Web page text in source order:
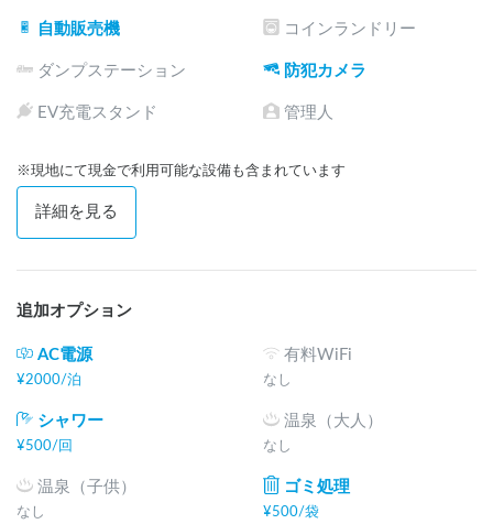
自動販売機 コインランドリー
ダンプステーション 防犯カメラ
EV充電スタンド 管理人
※現地にて現金で利用可能な設備も含まれています
詳細を見る
追加オプション
AC電源
¥2000/泊
有料WiFi
なし
シャワー
¥500/回
温泉（大人）
なし
温泉（子供）
なし
ゴミ処理
¥500/袋